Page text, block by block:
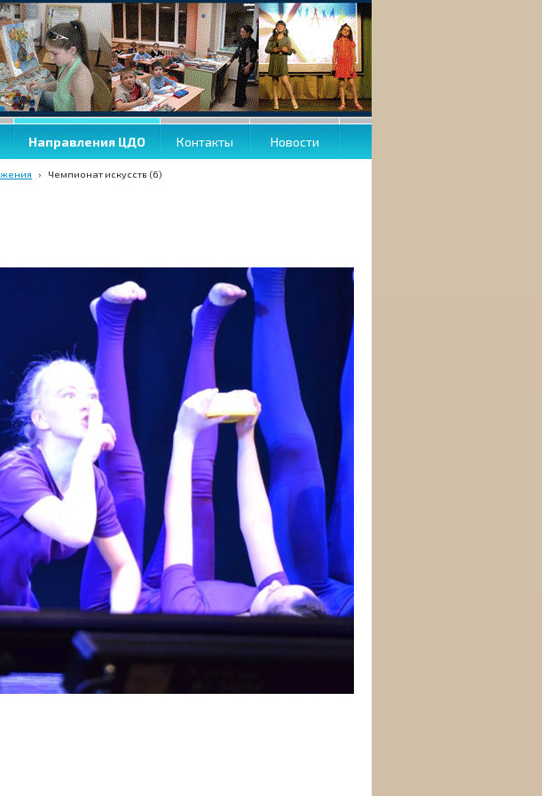
Направления ЦДО Контакты Новости
› Чемпионат искусств (6)